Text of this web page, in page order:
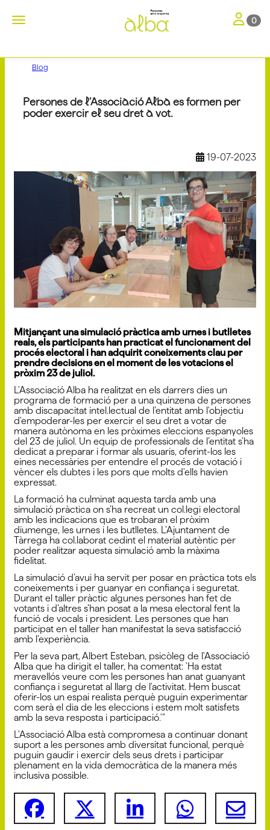
Toggle navigation Toggle
0
Blog
Persones de l’Associació Alba es formen per
poder exercir el seu dret a vot.
19-07-2023
Mitjançant una simulació pràctica amb urnes i butlletes
reals, els participants han practicat el funcionament del
procés electoral i han adquirit coneixements clau per
prendre decisions en el moment de les votacions el
pròxim 23 de juliol.
L'Associació Alba ha realitzat en els darrers dies un
programa de formació per a una quinzena de persones
amb discapacitat intel.lectual de l’entitat amb l'objectiu
d'empoderar-les per exercir el seu dret a votar de
manera autònoma en les pròximes eleccions espanyoles
del 23 de juliol. Un equip de professionals de l’entitat s'ha
dedicat a preparar i formar als usuaris, oferint-los les
eines necessàries per entendre el procés de votació i
vèncer els dubtes i les pors que molts d'ells havien
expressat.
La formació ha culminat aquesta tarda amb una
simulació pràctica on s’ha recreat un col.legi electoral
amb les indicacions que es trobaran el pròxim
diumenge, les urnes i les butlletes. L’Ajuntament de
Tàrrega ha col.laborat cedint el material autèntic per
poder realitzar aquesta simulació amb la màxima
fidelitat.
La simulació d’avui ha servit per posar en pràctica tots els
coneixements i per guanyar en confiança i seguretat.
Durant el taller pràctic algunes persones han fet de
votants i d’altres s’han posat a la mesa electoral fent la
funció de vocals i president. Les persones que han
participat en el taller han manifestat la seva satisfacció
amb l’experiència.
Per la seva part, Albert Esteban, psicòleg de l'Associació
Alba que ha dirigit el taller, ha comentat: 'Ha estat
meravellós veure com les persones han anat guanyant
confiança i seguretat al llarg de l'activitat. Hem buscat
oferir-los un espai realista perquè puguin experimentar
com serà el dia de les eleccions i estem molt satisfets
amb la seva resposta i participació.'"
L'Associació Alba està compromesa a continuar donant
suport a les persones amb diversitat funcional, perquè
puguin gaudir i exercir dels seus drets i participar
plenament en la vida democràtica de la manera més
inclusiva possible.